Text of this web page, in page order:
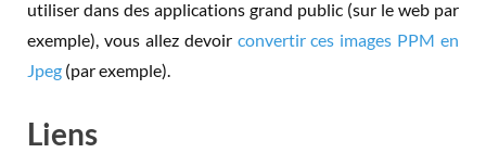
utiliser dans des applications grand public (sur le web par
exemple), vous allez devoir convertir ces images PPM en
Jpeg (par exemple).
Liens